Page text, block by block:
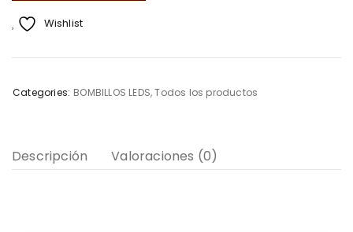
Wishlist
Categories: BOMBILLOS LEDS,Todos los productos
Descripción Valoraciones (0)